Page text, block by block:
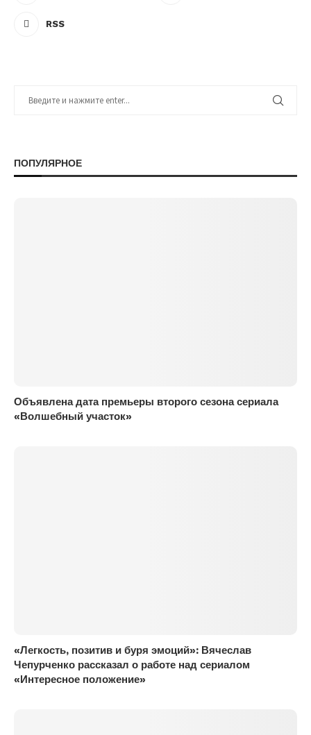
RSS
ПОПУЛЯРНОЕ
Объявлена дата премьеры второго сезона сериала
«Волшебный участок»
«Легкость, позитив и буря эмоций»: Вячеслав
Чепурченко рассказал о работе над сериалом
«Интересное положение»